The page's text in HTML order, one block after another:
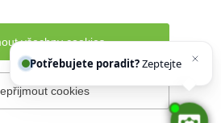
Správce webu
všechny cookies
cookies
poradit?Zeptejte se našeho